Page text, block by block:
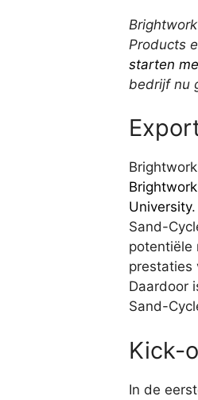
Products
starten
bedrijf nu
Brightwork
University
Sand-
potentiële
prestaties
Daardoor
Sand-
Kick-
In de